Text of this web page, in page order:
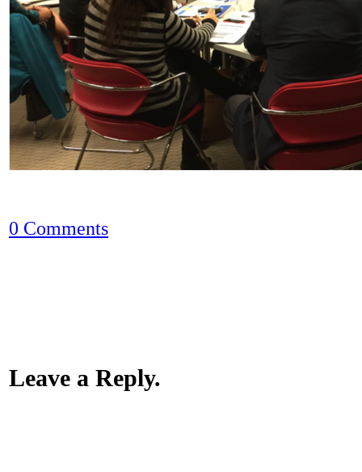
0 Comments
Leave a Reply.